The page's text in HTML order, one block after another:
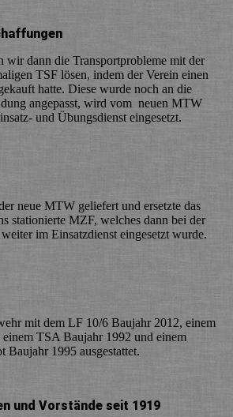
wir dann die Transportprobleme mit der
TSF lösen, indem der Verein einen
hatte. Diese wurde noch an die
angepasst, wird vom neuen MTW
und Übungsdienst eingesetzt.
neue MTW geliefert und ersetzte das
stationierte MZF, welches dann bei der
im Einsatzdienst eingesetzt wurde.
mit dem LF 10/6 Baujahr 2012, einem
TSA Baujahr 1992 und einem
Baujahr 1995 ausgestattet.
und Vorstände seit 1919